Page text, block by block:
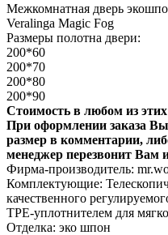
Межкомнатная дверь
Veralinga Magic Fog
Размеры полотна двери:
200*60
200*70
200*80
200*90
Стоимость в любом из
При оформлении заказа
размер в комментарии,
менеджер перезвонит Вам
Фирма-производитель:
Комплектующие:
качественного
TPE-уплотнителем для
Отделка: эко шпон